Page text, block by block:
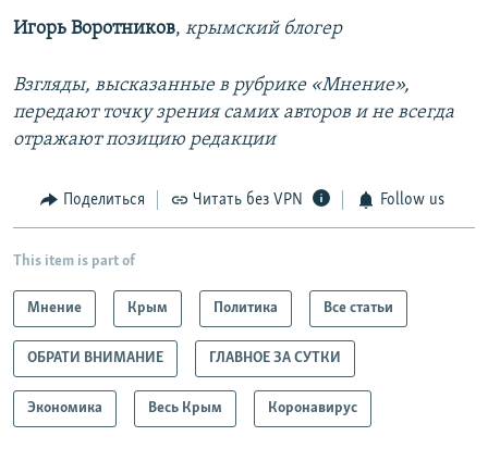
Игорь Воротников, крымский блогер
Взгляды, высказанные в рубрике «Мнение»,
передают точку зрения самих авторов и не всегда
отражают позицию редакции
Поделиться Читать без VPN Follow us
This item is part of
Мнение Крым Политика Все статьи
ОБРАТИ ВНИМАНИЕ ГЛАВНОЕ ЗА СУТКИ
Экономика Весь Крым Коронавирус